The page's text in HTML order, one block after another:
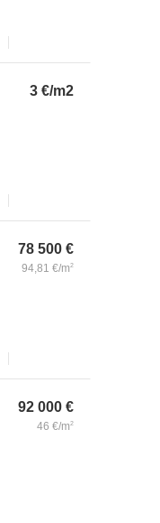
3 €/m2
78 500 €
94,81 €/m2
92 000 €
46 €/m2